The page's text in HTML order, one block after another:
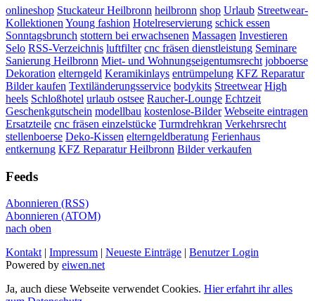
onlineshop Stuckateur Heilbronn heilbronn shop Urlaub Streetwear-
Kollektionen Young fashion Hotelreservierung schick essen
Sonntagsbrunch stottern bei erwachsenen Massagen Investieren
Selo RSS-Verzeichnis luftfilter cnc fräsen dienstleistung Seminare
Sanierung Heilbronn Miet- und Wohnungseigentumsrecht jobboerse
Dekoration elterngeld Keramikinlays entrümpelung KFZ Reparatur
Bilder kaufen Textiländerungsservice bodykits Streetwear High
heels Schloßhotel urlaub ostsee Raucher-Lounge Echtzeit
Geschenkgutschein modellbau kostenlose-Bilder Webseite eintragen
Ersatzteile cnc fräsen einzelstücke Turmdrehkran Verkehrsrecht
stellenboerse Deko-Kissen elterngeldberatung Ferienhaus
entkernung KFZ Reparatur Heilbronn Bilder verkaufen
Feeds
Abonnieren (RSS)
Abonnieren (ATOM)
nach oben
Kontakt | Impressum | Neueste Einträge | Benutzer Login
Powered by eiwen.net
Ja, auch diese Webseite verwendet Cookies. Hier erfahrt ihr alles